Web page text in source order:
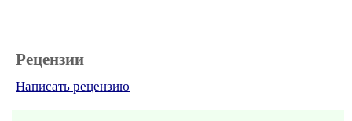
Рецензии
Написать рецензию